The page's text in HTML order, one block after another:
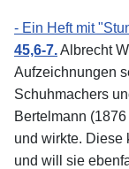
- Ein Heft mit
45,6-7.Albrecht
Aufzeichnungen
Schuhmachers
Bertelmann
und wirkte. Diese
und will sie